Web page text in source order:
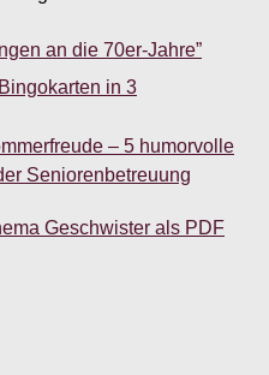
an die 70er-Jahre”
in 3
– 5 humorvolle
Seniorenbetreuung
Geschwister als PDF